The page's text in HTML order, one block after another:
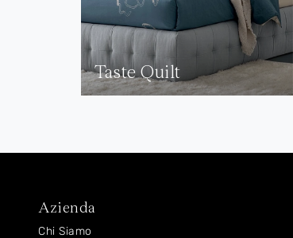
Taste Quilt
Azienda
Chi Siamo